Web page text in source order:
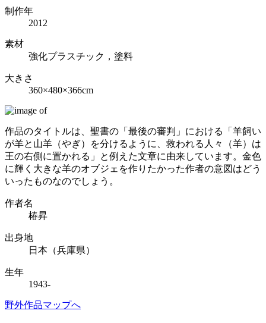
制作年
2012
素材
強化プラスチック，塗料
大きさ
360×480×366cm
作品のタイトルは、聖書の「最後の審判」における「羊飼い
が羊と山羊（やぎ）を分けるように、救われる人々（羊）は
王の右側に置かれる」と例えた文章に由来しています。金色
に輝く大きな羊のオブジェを作りたかった作者の意図はどう
いったものなのでしょう。
作者名
椿昇
出身地
日本（兵庫県）
生年
1943-
野外作品マップへ